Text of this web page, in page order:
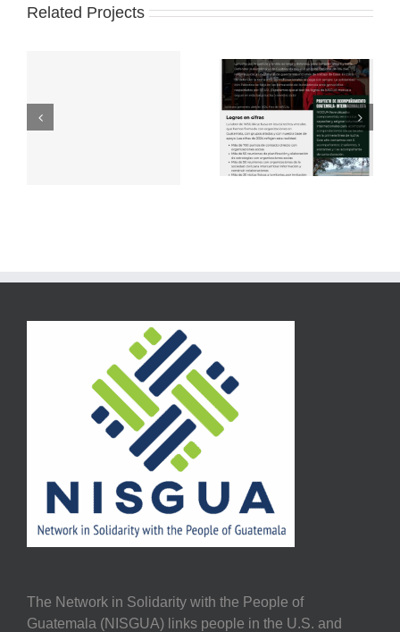
Related Projects
The Network in Solidarity with the People of
Guatemala (NISGUA) links people in the U.S. and